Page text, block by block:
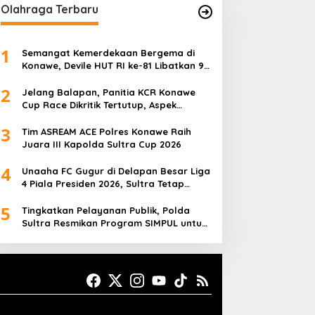
Olahraga Terbaru
1
Semangat Kemerdekaan Bergema di
Konawe, Devile HUT RI ke-81 Libatkan 98
2
Jelang Balapan, Panitia KCR Konawe
Cup Race Dikritik Tertutup, Aspek
3
Tim ASREAM ACE Polres Konawe Raih
Juara III Kapolda Sultra Cup 2026
4
Unaaha FC Gugur di Delapan Besar Liga
4 Piala Presiden 2026, Sultra Tetap
5
Tingkatkan Pelayanan Publik, Polda
Sultra Resmikan Program SIMPUL untuk